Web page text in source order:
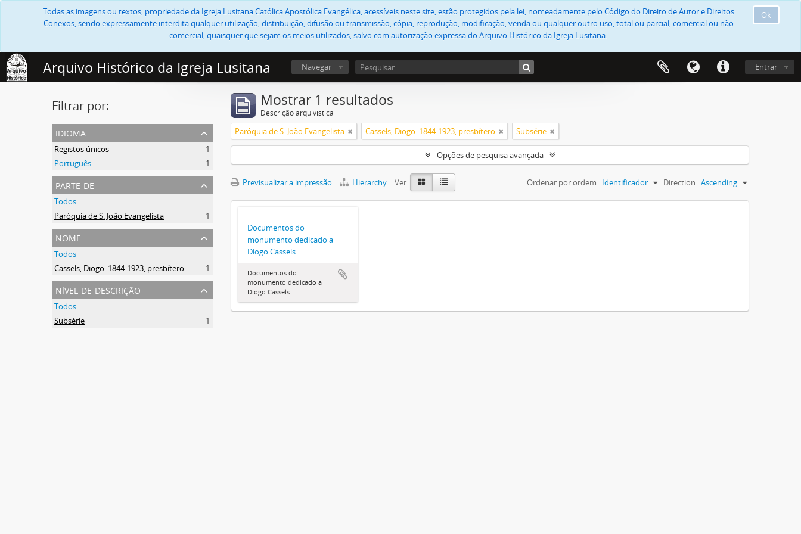
Ok
Todas as imagens ou textos, propriedade da Igreja Lusitana Católica Apostólica Evangélica, acessíveis neste site, estão protegidos pela lei, nomeadamente pelo Código do Direito de Autor e Direitos
Conexos, sendo expressamente interdita qualquer utilização, distribuição, difusão ou transmissão, cópia, reprodução, modificação, venda ou qualquer outro uso, total ou parcial, comercial ou não
comercial, quaisquer que sejam os meios utilizados, salvo com autorização expressa do Arquivo Histórico da Igreja Lusitana.
Arquivo Histórico da Igreja Lusitana Entrar
Navegar
Filtrar por:
idioma
Registos únicos
1
Português
1
parte de
Todos
Paróquia de S. João Evangelista
1
nome
Todos
Cassels, Diogo. 1844-1923, presbítero
1
nível de descrição
Todos
Subsérie
1
Mostrar 1 resultados
Descrição arquivística
Paróquia de S. João Evangelista Cassels, Diogo. 1844-1923, presbítero Subsérie
Opções de pesquisa avançada
Previsualizar a impressão Hierarchy Ver: Ordenar por ordem: Identificador Direction: Ascending
Documentos do
monumento dedicado a
Diogo Cassels
Documentos do
monumento dedicado a
Diogo Cassels